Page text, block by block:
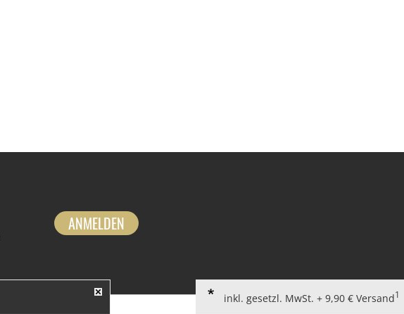
ANMELDEN
inkl. gesetzl. MwSt. + 9,90 € Versand1